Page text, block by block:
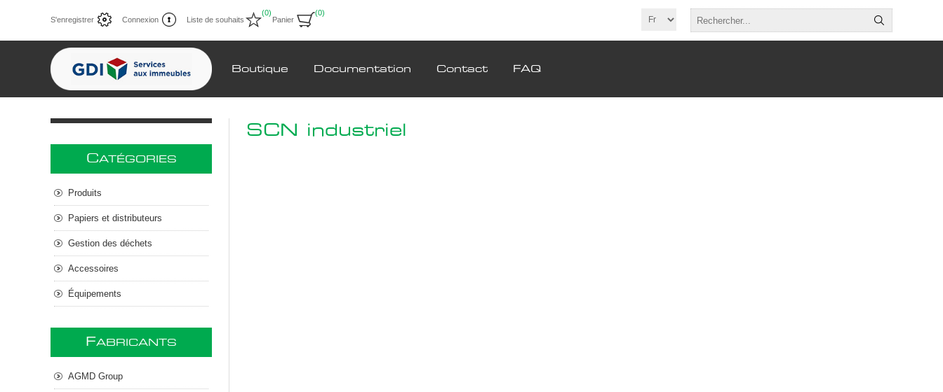
S'enregistrer Connexion Liste de souhaits
(0)
Panier
(0)
Boutique Documentation Contact FAQ
SCN industriel
CATÉGORIES
Produits
Papiers et distributeurs
Gestion des déchets
Accessoires
Équipements
FABRICANTS
AGMD Group